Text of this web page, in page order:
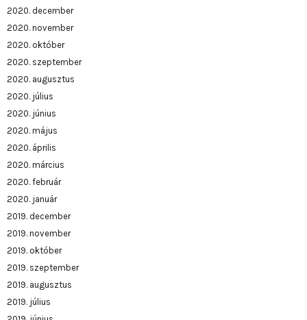
2020. december
2020. november
2020. október
2020. szeptember
2020. augusztus
2020. július
2020. június
2020. május
2020. április
2020. március
2020. február
2020. január
2019. december
2019. november
2019. október
2019. szeptember
2019. augusztus
2019. július